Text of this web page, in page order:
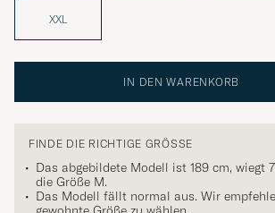
XXL
IN DEN WARENKORB
FINDE DIE RICHTIGE GRÖSSE
Das abgebildete Modell ist 189 cm, wiegt
die Größe M.
Das Modell fällt normal aus. Wir